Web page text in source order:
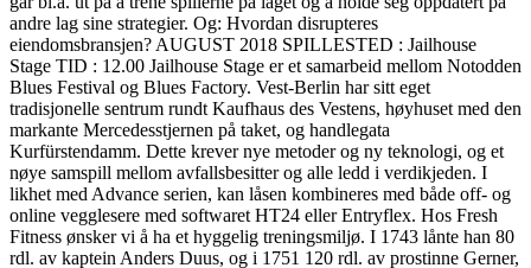
andre lag sine strategier. Og: Hvordan disrupteres
eiendomsbransjen? AUGUST 2018 SPILLESTED : Jailhouse
Stage TID : 12.00 Jailhouse Stage er et samarbeid mellom Notodden
Blues Festival og Blues Factory. Vest-Berlin har sitt eget
tradisjonelle sentrum rundt Kaufhaus des Vestens, høyhuset med den
markante Mercedesstjernen på taket, og handlegata
Kurfürstendamm. Dette krever nye metoder og ny teknologi, og et
nøye samspill mellom avfallsbesitter og alle ledd i verdikjeden. I
likhet med Advance serien, kan låsen kombineres med både off- og
online vegglesere med softwaret HT24 eller Entryflex. Hos Fresh
Fitness ønsker vi å ha et hyggelig treningsmiljø. I 1743 lånte han 80
rdl. av kaptein Anders Duus, og i 1751 120 rdl. av prostinne Gerner,